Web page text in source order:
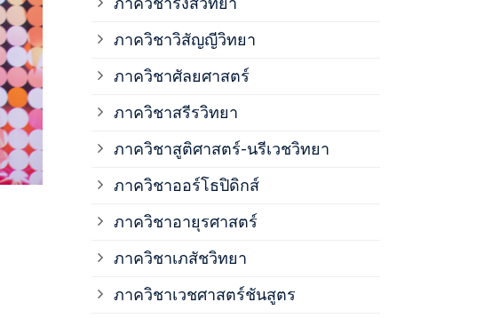
ภาควิชาวิสัญญีวิทยา
ภาควิชาศัลยศาสตร์
ภาควิชาสรีรวิทยา
ภาควิชาสูติศาสตร์-นรีเวชวิทยา
ภาควิชาออร์โธปิดิกส์
ภาควิชาอายุรศาสตร์
ภาควิชาเภสัชวิทยา
ภาควิชาเวชศาสตร์ชันสูตร